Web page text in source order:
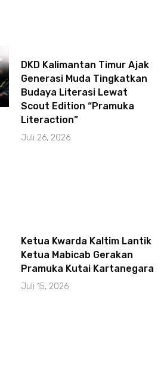
DKD Kalimantan Timur Ajak
Generasi Muda Tingkatkan
Budaya Literasi Lewat
Scout Edition “Pramuka
Literaction”
Juli 26, 2026
Ketua Kwarda Kaltim Lantik
Ketua Mabicab Gerakan
Pramuka Kutai Kartanegara
Juli 15, 2026